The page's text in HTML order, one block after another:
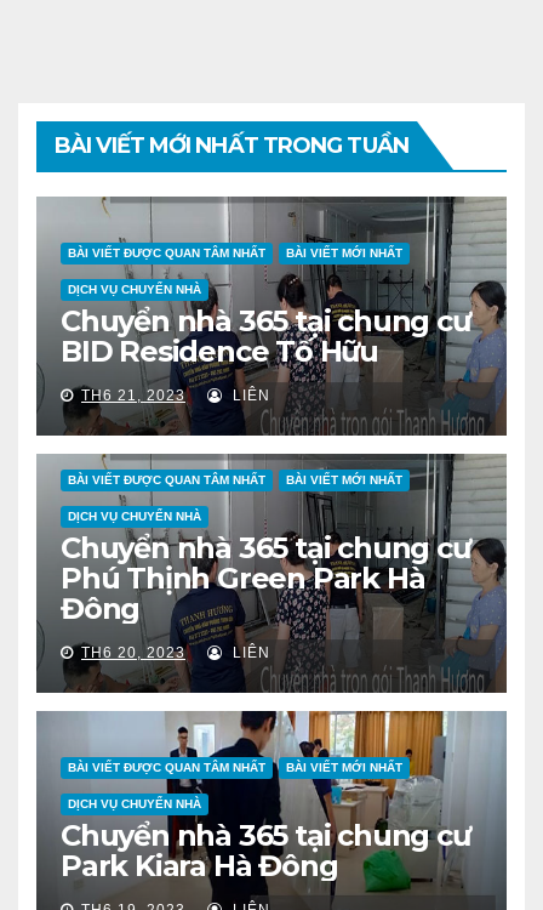
BÀI VIẾT MỚI NHẤT TRONG TUẦN
BÀI VIẾT ĐƯỢC QUAN TÂM NHẤT BÀI VIẾT MỚI NHẤT
DỊCH VỤ CHUYỂN NHÀ
Chuyển nhà 365 tại chung cư
BID Residence Tố Hữu
TH6 21, 2023 LIÊN
BÀI VIẾT ĐƯỢC QUAN TÂM NHẤT BÀI VIẾT MỚI NHẤT
DỊCH VỤ CHUYỂN NHÀ
Chuyển nhà 365 tại chung cư
Phú Thịnh Green Park Hà
Đông
TH6 20, 2023 LIÊN
BÀI VIẾT ĐƯỢC QUAN TÂM NHẤT BÀI VIẾT MỚI NHẤT
DỊCH VỤ CHUYỂN NHÀ
Chuyển nhà 365 tại chung cư
Park Kiara Hà Đông